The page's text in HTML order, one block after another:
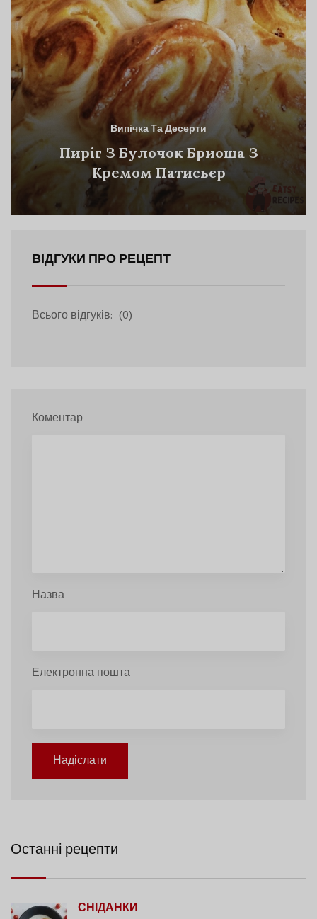
Випічка Та Десерти
Пиріг З Булочок Бриоша З
Кремом Патисьєр
ВІДГУКИ ПРО РЕЦЕПТ
Всього відгуків: (0)
Коментар
Назва
Електронна пошта
Надіслати
Останні рецепти
СНІДАНКИ